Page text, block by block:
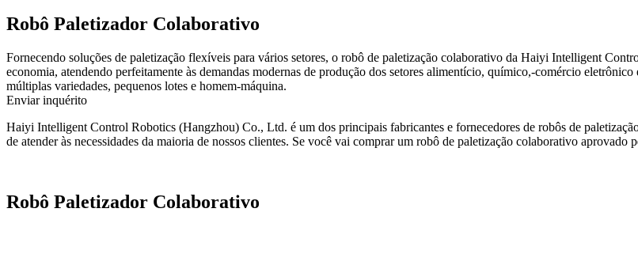
Robô Paletizador Colaborativo
Fornecendo soluções de paletização flexíveis para vários setores, o robô de paletização colaborativo da Haiyi Intelligent
economia, atendendo perfeitamente às demandas modernas de produção dos setores alimentício, químico,-comércio
múltiplas variedades, pequenos lotes e homem-máquina.
Enviar inquérito
Haiyi Intelligent Control Robotics (Hangzhou) Co., Ltd. é um dos principais fabricantes e fornecedores de robôs de
de atender às necessidades da maioria de nossos clientes. Se você vai comprar um robô de paletização colaborativo
Robô Paletizador Colaborativo